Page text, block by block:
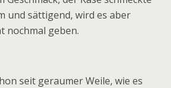
und sättigend, wird es aber
nochmal geben.
seit geraumer Weile, wie es